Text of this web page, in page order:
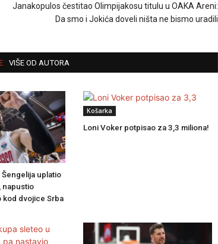
Janakopulos čestitao Olimpijakosu titulu u OAKA Areni:
Da smo i Jokića doveli ništa ne bismo uradili
VIŠE OD AUTORA
uplatio
napustio
kod dvojice Srba
Košarka
Loni Voker potpisao za 3,3 miliona!